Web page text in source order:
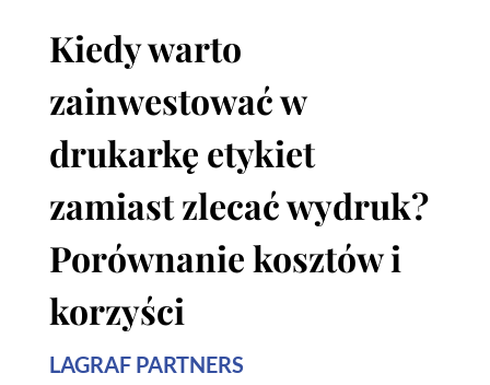
Kiedy warto
zainwestować w
drukarkę etykiet
zamiast zlecać wydruk?
Porównanie kosztów i
korzyści
LAGRAF PARTNERS